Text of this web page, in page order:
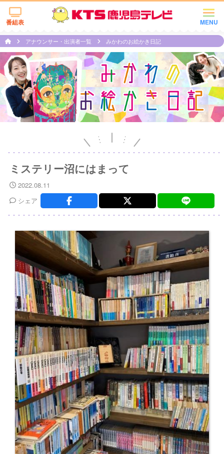
MENU
番組表
アナウンサー・出演者一覧 みかわのお絵かき日記
ミステリー沼にはまって
2022.08.11
シェア